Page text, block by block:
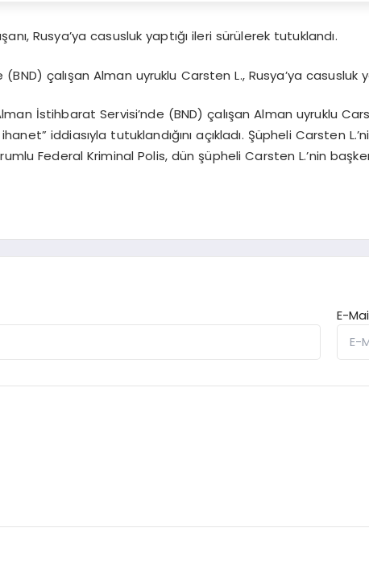
Rusya’ya casusluk yaptığı ileri sürülerek tutuklandı.
çalışan Alman uyruklu Carsten L., Rusya’ya
İstihbarat Servisi’nde (BND) çalışan Alman uyruklu
iddiasıyla tutuklandığını açıkladı. Şüpheli Carsten
Federal Kriminal Polis, dün şüpheli Carsten L.’nin
E-